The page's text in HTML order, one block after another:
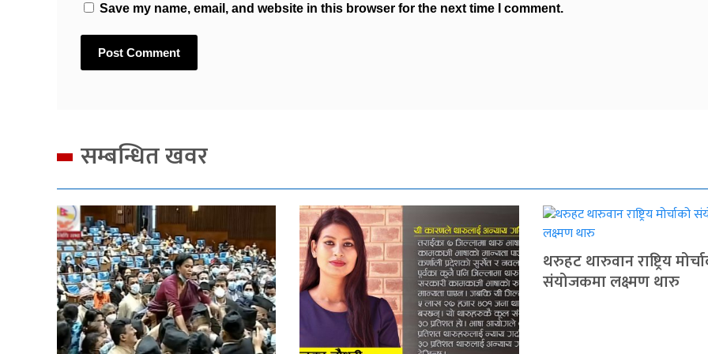
Save my name, email, and website in this browser for the next time I comment.
सम्बन्धित खवर
थरुहट थारुवान राष्ट्रिय
संयोजकमा लक्ष्मण थारु